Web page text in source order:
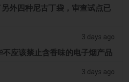
外四种尼古丁袋，审查试点已
3 days ago
不应该禁止含香味的电子烟产品
3 days ago